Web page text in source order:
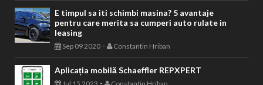
E timpul sa iti schimbi masina? 5 avantaje
pentru care merita sa cumperi auto rulate in
leasing
Sep 09 2020 - Constantin Hriban
Aplicația mobilă Schaeffler REPXPERT
-